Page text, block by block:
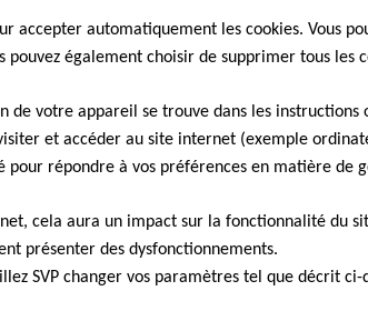
automatiquement les cookies. Vous
également choisir de supprimer tous les
votre appareil se trouve dans les
et accéder au site internet (exemple
répondre à vos préférences en matière de
cela aura un impact sur la fonctionnalité du
présenter des dysfonctionnements.
SVP changer vos paramètres tel que décrit ci-